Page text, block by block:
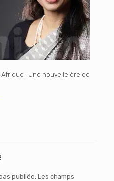
: Une nouvelle ère de
publiée. Les champs